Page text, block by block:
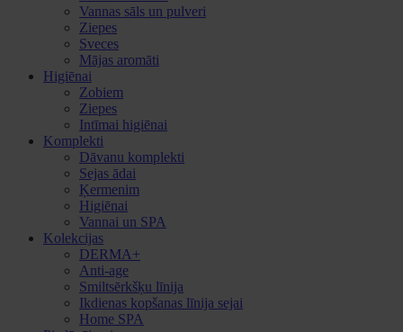
Vannas sāls un pulveri
Ziepes
Sveces
Mājas aromāti
Higiēnai
Zobiem
Ziepes
Intīmai higiēnai
Komplekti
Dāvanu komplekti
Sejas ādai
Ķermenim
Higiēnai
Vannai un SPA
Kolekcijas
DERMA+
Anti-age
Smiltsērkšķu līnija
Ikdienas kopšanas līnija sejai
Home SPA